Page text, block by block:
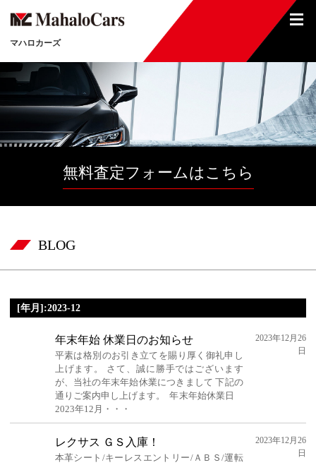
マハロカーズ
無料査定フォームはこちら
BLOG
[年月]:2023-12
年末年始 休業日のお知らせ
平素は格別のお引き立てを賜り厚く御礼申し
上げます。 さて、誠に勝手ではございます
が、当社の年末年始休業につきまして 下記の
通りご案内申し上げます。 年末年始休業日
2023年12月・・・
2023年12月26
日
レクサス ＧＳ入庫！
本革シート/キーレスエントリー/ＡＢＳ/運転
2023年12月26
日